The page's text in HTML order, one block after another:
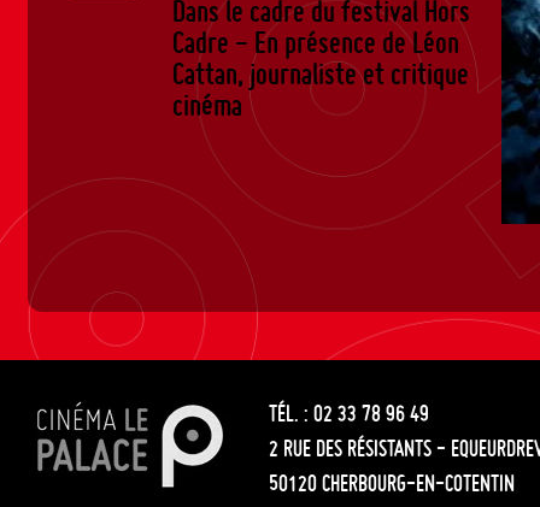
Dans le cadre du festival Hors
Cadre - En présence de Léon
Cattan, journaliste et critique
cinéma
TÉL. : 02 33 78 96 49
2 RUE DES RÉSISTANTS -
50120 CHERBOURG-EN-COTENTIN